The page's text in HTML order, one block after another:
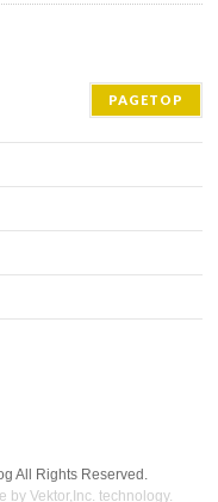
PAGETOP
All Rights Reserved.
byVektor,Inc. technology.